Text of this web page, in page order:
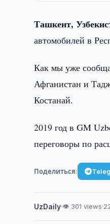
Ташкент,
автомобилей в
Как мы уже
Афганистан и
Костанай.
2019 год в GM
переговоры по
Поделиться:
UzDaily·👁 301 views·